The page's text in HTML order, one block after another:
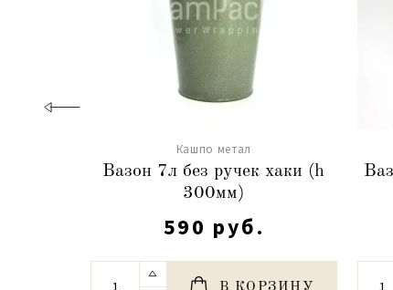
Кашпо метал
Вазон 7л без ручек хаки (h
300мм)
590 руб.